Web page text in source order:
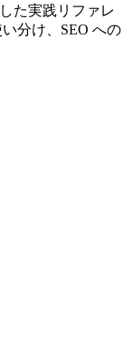
た実践リファレ
分け、SEO への